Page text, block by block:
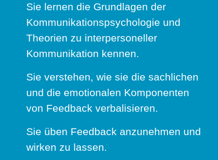
Sie lernen die Grundlagen der
Kommunikationspsychologie und
Theorien zu interpersoneller
Kommunikation kennen.
Sie verstehen, wie sie die sachlichen
und die emotionalen Komponenten
von Feedback verbalisieren.
Sie üben Feedback anzunehmen und
wirken zu lassen.